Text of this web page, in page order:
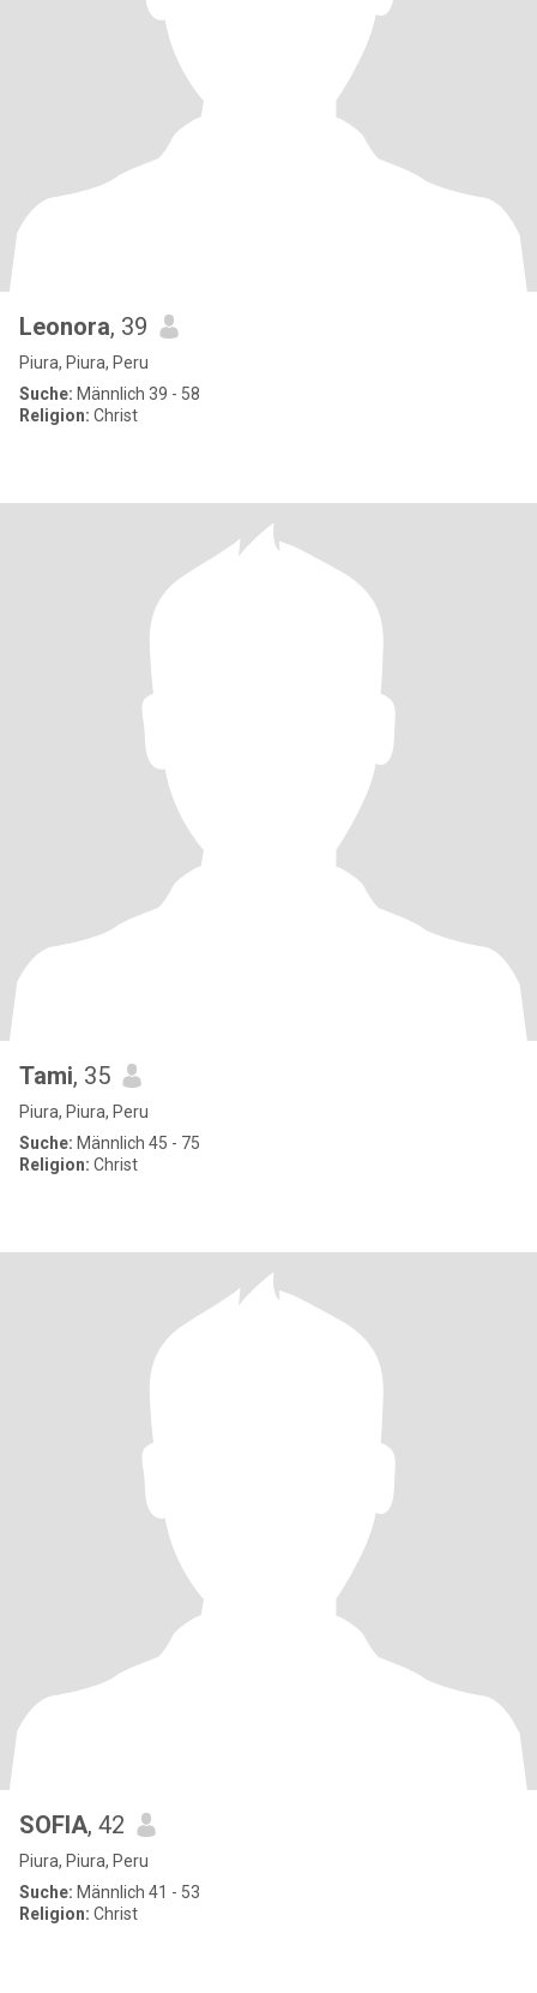
Leonora, 39
Piura, Piura, Peru
Suche: Männlich 39 - 58
Religion: Christ
Tami, 35
Piura, Piura, Peru
Suche: Männlich 45 - 75
Religion: Christ
SOFIA, 42
Piura, Piura, Peru
Suche: Männlich 41 - 53
Religion: Christ